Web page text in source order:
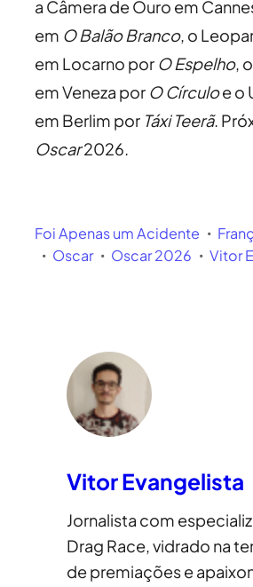
a Câmera de Ouro em
em O Balão Branco, o
em Locarno por O Espelho,
em Veneza por O Círculoe o
em Berlim por Táxi Teerã.
Oscar2026.
Foi Apenas um Acidente
Oscar Oscar 2026 Vitor
Vitor Evangelista
Jornalista com
Drag Race, vidrado na
de premiações e